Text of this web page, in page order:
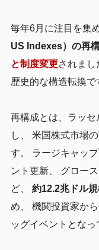
毎年6月に注目を集
US Indexes）の再
と制度変更されまし
歴史的な構造転換で
再構成とは、ラッ
し、 米国株式市場
す。 ラージキャッ
ント更新、 グロー
ど、 約12.2兆ドル
め、 機関投資家か
ッグイベントとなっ